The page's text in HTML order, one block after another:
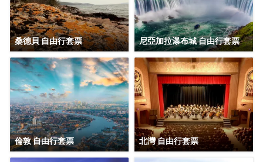
桑德貝 自由行套票 尼亞加拉瀑布城 自由行套票
倫敦 自由行套票 北灣 自由行套票